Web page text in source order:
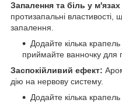
Запалення та біль у
протизапальні
запалення.
Додайте кілька
приймайте ванночку для
Заспокійливий ефект:
дію на нервову систему.
Додайте кілька